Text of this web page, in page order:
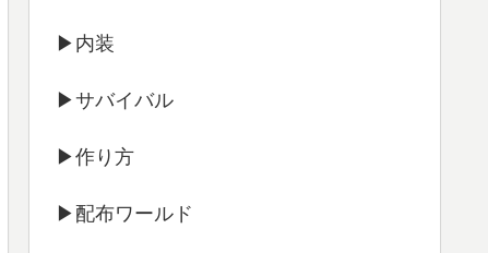
▶内装
▶サバイバル
▶作り方
▶配布ワールド